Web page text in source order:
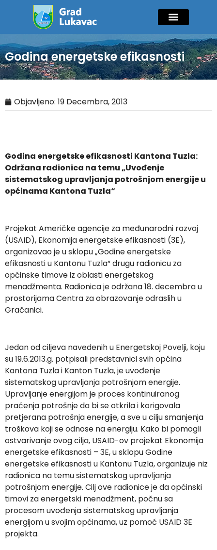
Godina energetske efikasnosti
Objavljeno: 19 Decembra, 2013
Godina energetske efikasnosti Kantona Tuzla:
Održana radionica na temu „Uvođenje
sistematskog upravljanja potrošnjom energije u
općinama Kantona Tuzla“
Projekat Američke agencije za međunarodni razvoj
(USAID), Ekonomija energetske efikasnosti (3E),
organizovao je u sklopu „Godine energetske
efikasnosti u Kantonu Tuzla“ drugu radionicu za
općinske timove iz oblasti energetskog
menadžmenta. Radionica je održana 18. decembra u
prostorijama Centra za obrazovanje odraslih u
Gračanici.
Jedan od ciljeva navedenih u Energetskoj Povelji, koju
su 19.6.2013.g. potpisali predstavnici svih općina
Kantona Tuzla i Kanton Tuzla, je uvođenje
sistematskog upravljanja potrošnjom energije.
Upravljanje energijom je proces kontinuiranog
praćenja potrošnje da bi se otkrila i korigovala
pretjerana potrošnja energije, a sve u cilju smanjenja
troškova koji se odnose na energiju. Kako bi pomogli
ostvarivanje ovog cilja, USAID-ov projekat Ekonomija
energetske efikasnosti – 3E, u sklopu Godine
energetske efikasnosti u Kantonu Tuzla, organizuje niz
radionica na temu sistematskog upravljanja
potrošnjom energije. Cilj ove radionice je da općinski
timovi za energetski menadžment, počnu sa
procesom uvođenja sistematskog upravljanja
energijom u svojim općinama, uz pomoć USAID 3E
projekta.